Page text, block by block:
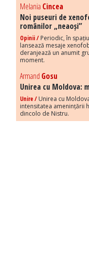
Melania Cincea
Noi puseuri de
românilor „neaoși”
Opinii / Periodic, în
lansează mesaje
deranjează un anumit
moment.
Armand Gosu
Unirea cu Moldova:
Unire / Unirea cu
intensitatea amenințării
dincolo de Nistru.